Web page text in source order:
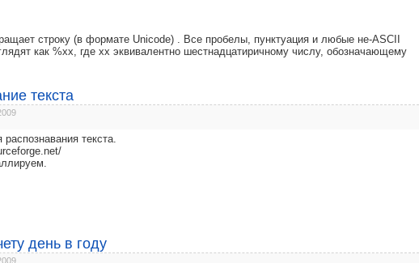
строку (в формате Unicode) . Все пробелы, пунктуация и любые не-ASCII
как %xx, где xx эквивалентно шестнадцатиричному числу, обозначающему
текста
текста.
день в году